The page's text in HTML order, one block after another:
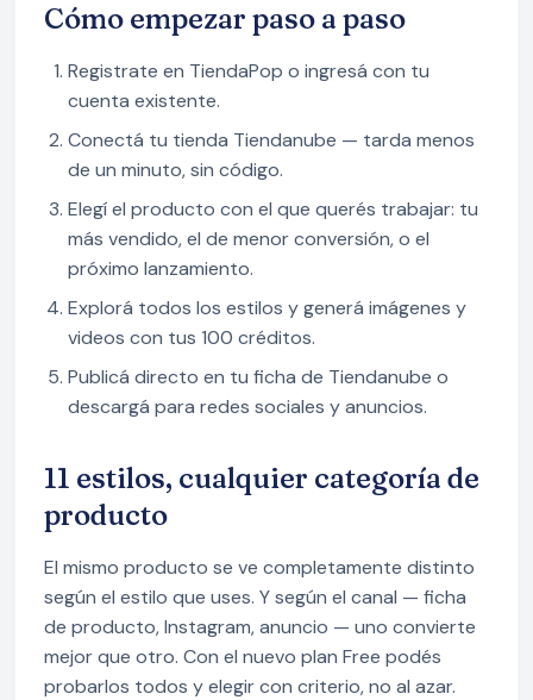
Cómo empezar paso a paso
Registrate en TiendaPop o ingresá con tu
cuenta existente.
Conectá tu tienda Tiendanube — tarda menos
de un minuto, sin código.
Elegí el producto con el que querés trabajar: tu
más vendido, el de menor conversión, o el
próximo lanzamiento.
Explorá todos los estilos y generá imágenes y
videos con tus 100 créditos.
Publicá directo en tu ficha de Tiendanube o
descargá para redes sociales y anuncios.
11 estilos, cualquier categoría de
producto
El mismo producto se ve completamente distinto
según el estilo que uses. Y según el canal — ficha
de producto, Instagram, anuncio — uno convierte
mejor que otro. Con el nuevo plan Free podés
probarlos todos y elegir con criterio, no al azar.